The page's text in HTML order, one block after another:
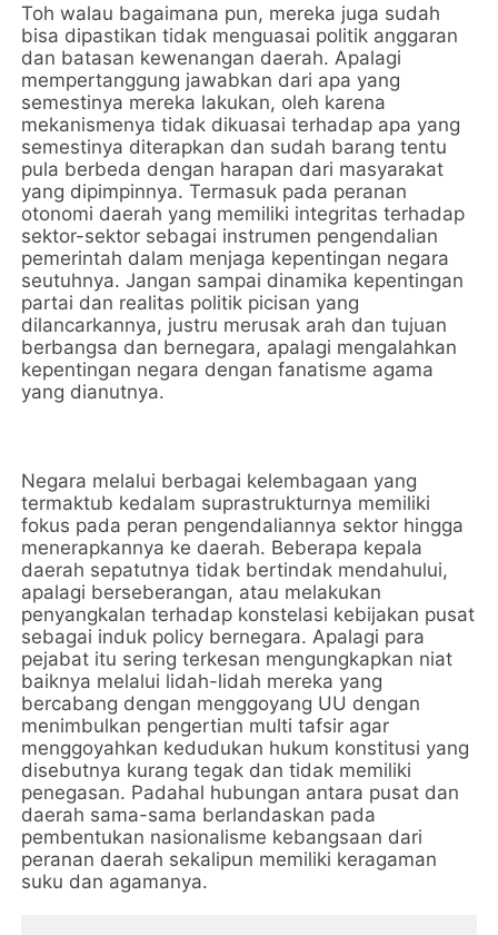
Toh walau bagaimana pun, mereka juga sudah
bisa dipastikan tidak menguasai politik anggaran
dan batasan kewenangan daerah. Apalagi
mempertanggung jawabkan dari apa yang
semestinya mereka lakukan, oleh karena
mekanismenya tidak dikuasai terhadap apa yang
semestinya diterapkan dan sudah barang tentu
pula berbeda dengan harapan dari masyarakat
yang dipimpinnya. Termasuk pada peranan
otonomi daerah yang memiliki integritas terhadap
sektor-sektor sebagai instrumen pengendalian
pemerintah dalam menjaga kepentingan negara
seutuhnya. Jangan sampai dinamika kepentingan
partai dan realitas politik picisan yang
dilancarkannya, justru merusak arah dan tujuan
berbangsa dan bernegara, apalagi mengalahkan
kepentingan negara dengan fanatisme agama
yang dianutnya.
Negara melalui berbagai kelembagaan yang
termaktub kedalam suprastrukturnya memiliki
fokus pada peran pengendaliannya sektor hingga
menerapkannya ke daerah. Beberapa kepala
daerah sepatutnya tidak bertindak mendahului,
apalagi berseberangan, atau melakukan
penyangkalan terhadap konstelasi kebijakan pusat
sebagai induk policy bernegara. Apalagi para
pejabat itu sering terkesan mengungkapkan niat
baiknya melalui lidah-lidah mereka yang
bercabang dengan menggoyang UU dengan
menimbulkan pengertian multi tafsir agar
menggoyahkan kedudukan hukum konstitusi yang
disebutnya kurang tegak dan tidak memiliki
penegasan. Padahal hubungan antara pusat dan
daerah sama-sama berlandaskan pada
pembentukan nasionalisme kebangsaan dari
peranan daerah sekalipun memiliki keragaman
suku dan agamanya.